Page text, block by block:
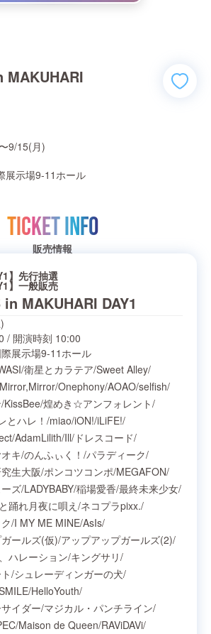
MAKUHARI
〜9/15(月)
展示場9-11ホール
TICKET INFO
販売情報
】先行抽選
】一般販売
MAKUHARI DAY1
/ 開演時刻 10:00
展示場9-11ホール
/衛星とカラテア/Sweet Alley/
Mirror,Mirror/Onephony/AOAO/selfish/
/KissBee/煌めき☆アンフォレント/
とハレ！ /miao/iON!/iLiFE!/
/AdamLilith/Ill/ ドレスコード/
キ/のんふぃく！ /パラディーク/
生大阪/ポンコツコンポ/MEGAFON/
ズ/LADYBABY/稲場愛香/最終未来少女/
踊れ月夜に唄え /ネコプラpixx./
/I MY ME MINE/AsIs/
ールズ(仮)/アップアップガールズ(2)/
ハレーション/キングサリ/
/シュレーディンガーの犬/
/HelloYouth/
イダー/マジカル・パンチライン/
/Maison de Queen/RAViDAVi/